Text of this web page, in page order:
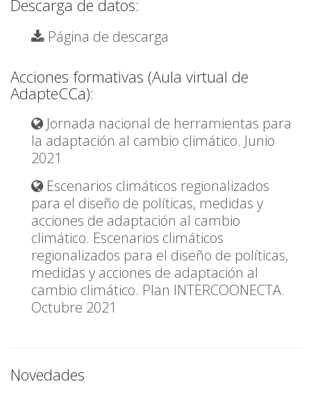
Descarga de datos:
Página de descarga
Acciones formativas (Aula virtual de
AdapteCCa):
Jornada nacional de herramientas para
la adaptación al cambio climático. Junio
2021
Escenarios climáticos regionalizados
para el diseño de políticas, medidas y
acciones de adaptación al cambio
climático. Escenarios climáticos
regionalizados para el diseño de políticas,
medidas y acciones de adaptación al
cambio climático. Plan INTERCOONECTA.
Octubre 2021
Novedades